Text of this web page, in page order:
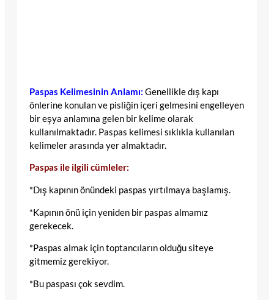
Paspas Kelimesinin Anlamı: Genellikle dış kapı
önlerine konulan ve pisliğin içeri gelmesini engelleyen
bir eşya anlamına gelen bir kelime olarak
kullanılmaktadır. Paspas kelimesi sıklıkla kullanılan
kelimeler arasında yer almaktadır.
Paspas ile ilgili cümleler:
*Dış kapının önündeki paspas yırtılmaya başlamış.
*Kapının önü için yeniden bir paspas almamız
gerekecek.
*Paspas almak için toptancıların olduğu siteye
gitmemiz gerekiyor.
*Bu paspası çok sevdim.